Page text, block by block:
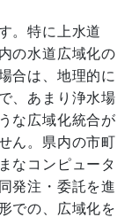
。特に上水道
の水道広域化の
合は、地理的に
、あまり浄水場
な広域化統合が
ん。県内の市町
なコンピュータ
発注・委託を進
での、広域化を